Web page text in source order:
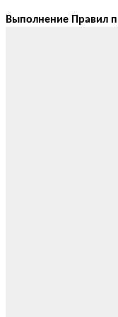
Выполнение Правил